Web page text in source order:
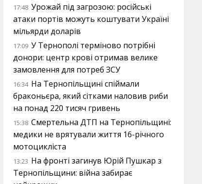
17:48 Урожай під загрозою: російські
атаки портів можуть коштувати Україні
мільярди доларів
17:09 У Тернополі терміново потрібні
донори: центр крові отримав велике
замовлення для потреб ЗСУ
16:34 На Тернопільщині спіймали
браконьєра, який сітками наловив риби
на понад 220 тисяч гривень
15:38 Смертельна ДТП на Тернопільщині:
медики не врятували життя 16-річного
мотоцикліста
13:23 На фронті загинув Юрій Пушкар з
Тернопільщини: війна забирає